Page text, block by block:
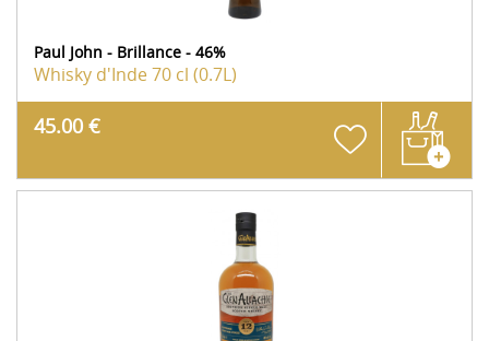
Paul John - Brillance - 46%
Whisky d'Inde70 cl (0.7L)
45.00 €